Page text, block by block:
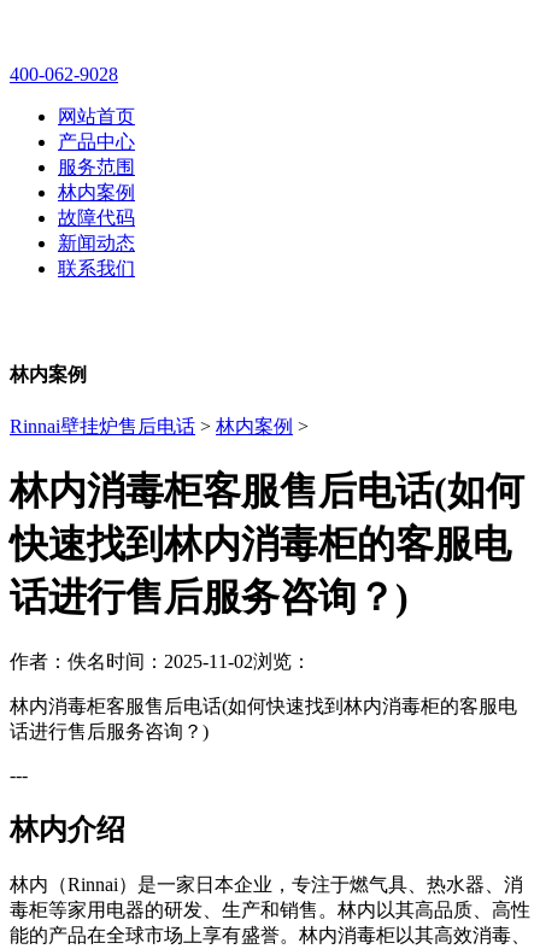
400-062-9028
网站首页
产品中心
服务范围
林内案例
故障代码
新闻动态
联系我们
林内案例
Rinnai壁挂炉售后电话 > 林内案例 >
林内消毒柜客服售后电话(如何
快速找到林内消毒柜的客服电
话进行售后服务咨询？)
作者：佚名时间：2025-11-02浏览：
林内消毒柜客服售后电话(如何快速找到林内消毒柜的客服电
话进行售后服务咨询？)
---
林内介绍
林内（Rinnai）是一家日本企业，专注于燃气具、热水器、消
毒柜等家用电器的研发、生产和销售。林内以其高品质、高性
能的产品在全球市场上享有盛誉。林内消毒柜以其高效消毒、